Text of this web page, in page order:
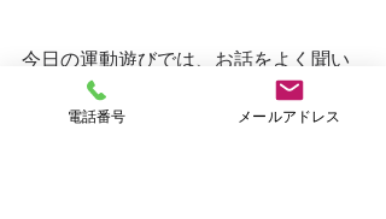
今日の運動遊びでは、お話をよく聞い
てルールを守ることに重点を置きまし
電話番号 メールアドレス